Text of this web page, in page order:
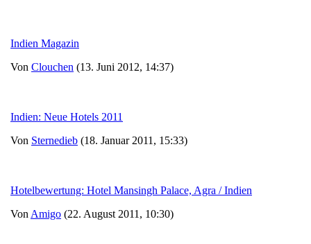
Indien Magazin
Von Clouchen (13. Juni 2012, 14:37)
Indien: Neue Hotels 2011
Von Sternedieb (18. Januar 2011, 15:33)
Hotelbewertung: Hotel Mansingh Palace, Agra / Indien
Von Amigo (22. August 2011, 10:30)